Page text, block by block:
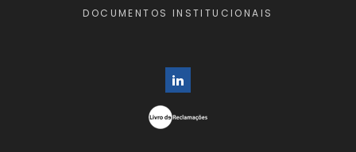
DOCUMENTOS INSTITUCIONAIS